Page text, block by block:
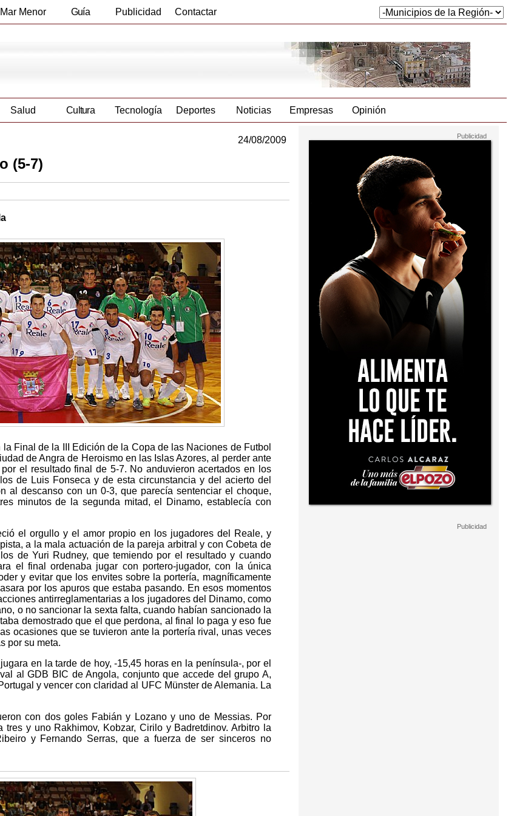
Mar Menor Guía Publicidad Contactar
Salud Cultura Tecnología Deportes Noticias Empresas Opinión
24/08/2009
(5-7)
Final de la III Edición de la Copa de las Naciones de Futbol
de Angra de Heroismo en las Islas Azores, al perder ante
el resultado final de 5-7. No anduvieron acertados en los
de Luis Fonseca y de esta circunstancia y del acierto del
al descanso con un 0-3, que parecía sentenciar el choque,
minutos de la segunda mitad, el Dinamo, establecía con
el orgullo y el amor propio en los jugadores del Reale, y
a la mala actuación de la pareja arbitral y con Cobeta de
de Yuri Rudney, que temiendo por el resultado y cuando
el final ordenaba jugar con portero-jugador, con la única
y evitar que los envites sobre la portería, magníficamente
por los apuros que estaba pasando. En esos momentos
antirreglamentarias a los jugadores del Dinamo, como
o no sancionar la sexta falta, cuando habían sancionado la
demostrado que el que perdona, al final lo paga y eso fue
ocasiones que se tuvieron ante la portería rival, unas veces
por su meta.
en la tarde de hoy, -15,45 horas en la península-, por el
al GDB BIC de Angola, conjunto que accede del grupo A,
y vencer con claridad al UFC Münster de Alemania. La
con dos goles Fabián y Lozano y uno de Messias. Por
tres y uno Rakhimov, Kobzar, Cirilo y Badretdinov. Arbitro la
y Fernando Serras, que a fuerza de ser sinceros no